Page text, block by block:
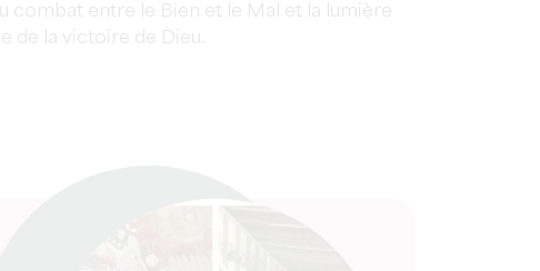
combat entre le Bien et le Mal et la lumière
de la victoire de Dieu.